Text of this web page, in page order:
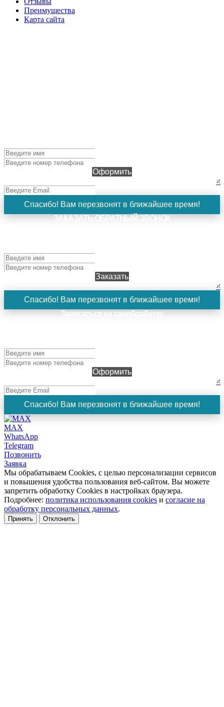
Преимущества
Карта сайта
Оформить
×
Спасибо! Вам перезвонят в ближайшее время!
ЗАКАЗАТЬ ОБРАТНЫЙ ЗВОНОК
Заказать
×
Спасибо! Вам перезвонят в ближайшее время!
Записаться на санобработку
Оформить
×
Спасибо! Вам перезвонят в ближайшее время!
MAX
WhatsApp
Telegram
Позвонить
Заявка
Мы обрабатываем Cookies, с целью персонализации сервисов
и повышения удобства пользования веб-сайтом. Вы можете
запретить обработку Cookies в настройках браузера.
Подробнее: политика использования cookies и согласие на
обработку персональных данных.
Принять Отклонить